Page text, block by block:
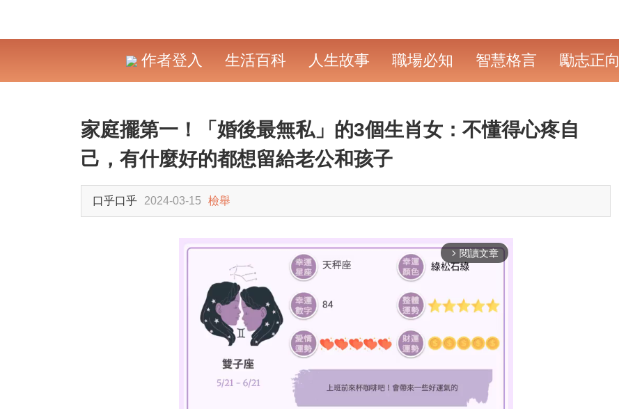
作者登入 生活百科 人生故事 職場必知 智慧格言 勵志正向
家庭擺第一！「婚後最無私」的3個生肖女：不懂得心疼自
己，有什麼好的都想留給老公和孩子
口乎口乎 2024-03-15 檢舉
arrow_forward_ios 閱讀文章